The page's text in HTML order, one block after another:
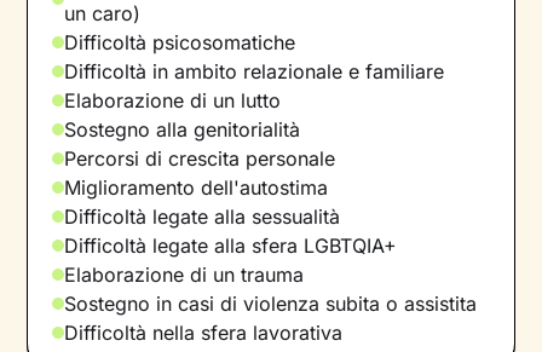
un caro)
Difficoltà psicosomatiche
Difficoltà in ambito relazionale e familiare
Elaborazione di un lutto
Sostegno alla genitorialità
Percorsi di crescita personale
Miglioramento dell'autostima
Difficoltà legate alla sessualità
Difficoltà legate alla sfera LGBTQIA+
Elaborazione di un trauma
Sostegno in casi di violenza subita o assistita
Difficoltà nella sfera lavorativa